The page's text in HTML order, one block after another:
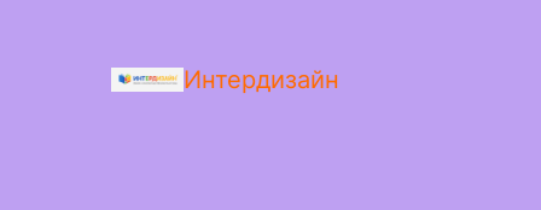
Интердизайн